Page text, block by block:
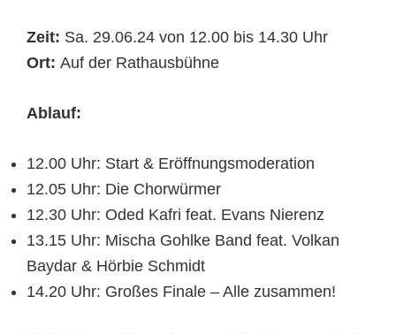
Zeit: Sa. 29.06.24 von 12.00 bis 14.30 Uhr
Ort: Auf der Rathausbühne
Ablauf:
12.00 Uhr: Start & Eröffnungsmoderation
12.05 Uhr: Die Chorwürmer
12.30 Uhr: Oded Kafri feat. Evans Nierenz
13.15 Uhr: Mischa Gohlke Band feat. Volkan
Baydar & Hörbie Schmidt
14.20 Uhr: Großes Finale – Alle zusammen!